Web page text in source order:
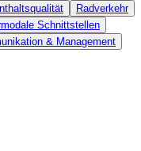
Radverkehr
Schnittstellen
& Management